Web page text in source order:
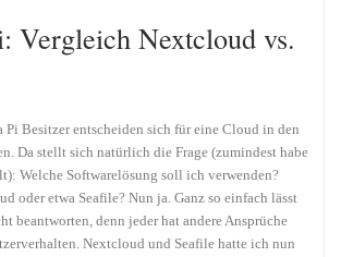
Vergleich Nextcloud vs.
Pi Besitzer entscheiden sich für eine Cloud in den
Da stellt sich natürlich die Frage (zumindest habe
Welche Softwarelösung soll ich verwenden?
oder etwa Seafile? Nun ja. Ganz so einfach lässt
beantworten, denn jeder hat andere Ansprüche
Nextcloud und Seafile hatte ich nun